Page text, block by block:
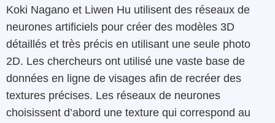
Koki Nagano et Liwen Hu utilisent des réseaux de
neurones artificiels pour créer des modèles 3D
détaillés et très précis en utilisant une seule photo
2D. Les chercheurs ont utilisé une vaste base de
données en ligne de visages afin de recréer des
textures précises. Les réseaux de neurones
choisissent d’abord une texture qui correspond au